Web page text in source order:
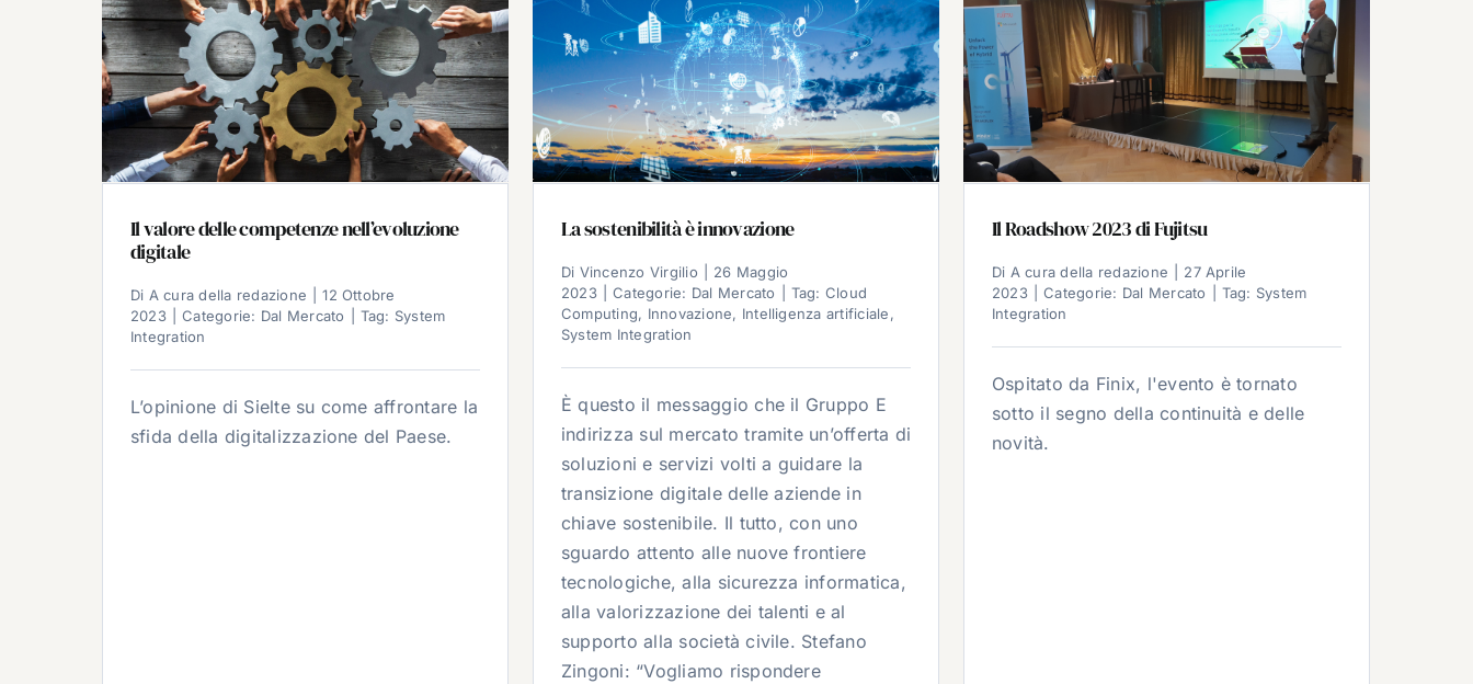
Il valore delle competenze nell’evoluzione
digitale
Di A cura della redazione
12 Ottobre
2023
Categorie: Dal Mercato Tag: System
Integration
L’opinione di Sielte su come affrontare la
sfida della digitalizzazione del Paese.
La sostenibilità è innovazione
Di Vincenzo Virgilio
26 Maggio
2023
Categorie: Dal Mercato Tag: Cloud
Computing, Innovazione, Intelligenza artificiale,
System Integration
È questo il messaggio che il Gruppo E
indirizza sul mercato tramite un’offerta di
soluzioni e servizi volti a guidare la
transizione digitale delle aziende in
chiave sostenibile. Il tutto, con uno
sguardo attento alle nuove frontiere
tecnologiche, alla sicurezza informatica,
alla valorizzazione dei talenti e al
supporto alla società civile. Stefano
Zingoni: “Vogliamo rispondere
Il Roadshow 2023 di Fujitsu
Di A cura della redazione
27 Aprile
2023
Categorie: Dal Mercato Tag: System
Integration
Ospitato da Finix, l'evento è tornato
sotto il segno della continuità e delle
novità.